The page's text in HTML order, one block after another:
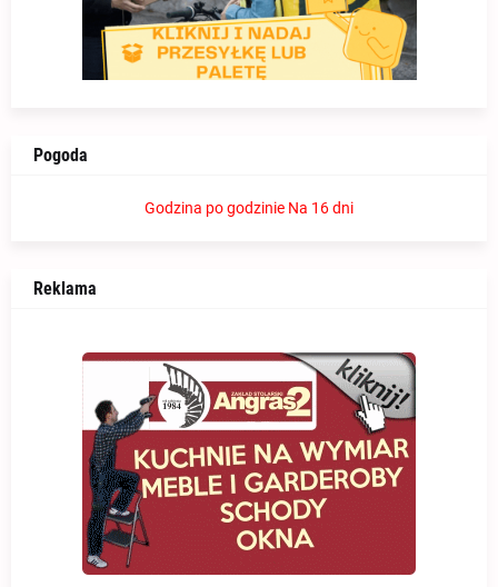
Pogoda
Godzina po godzinie Na 16 dni
Reklama